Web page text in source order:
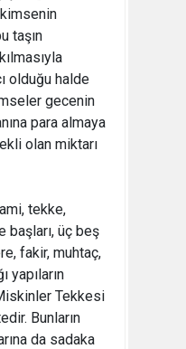
taşın
olduğu halde
gecenin
para almaya
olan miktarı
tekke,
başları, üç beş
fakir, muhtaç,
yapıların
Tekkesi
Bunların
da sadaka